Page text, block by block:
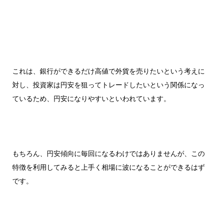
これは、銀行ができるだけ高値で外貨を売りたいという考えに
対し、投資家は円安を狙ってトレードしたいという関係になっ
ているため、円安になりやすいといわれています。
もちろん、円安傾向に毎回になるわけではありませんが、この
特徴を利用してみると上手く相場に波になることができるはず
です。